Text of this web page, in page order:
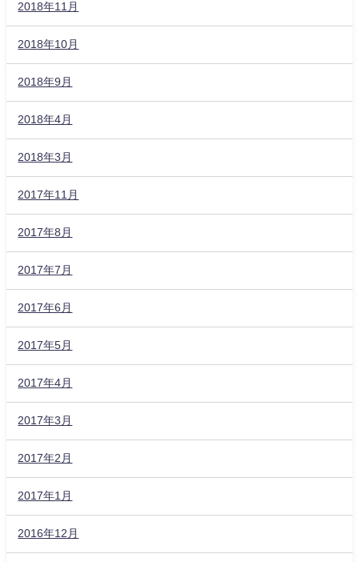
2018年11月
2018年10月
2018年9月
2018年4月
2018年3月
2017年11月
2017年8月
2017年7月
2017年6月
2017年5月
2017年4月
2017年3月
2017年2月
2017年1月
2016年12月